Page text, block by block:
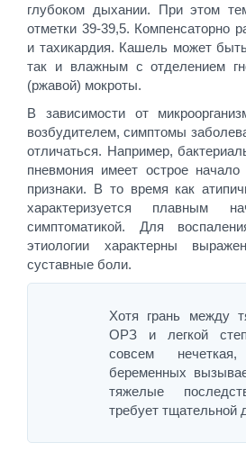
глубоком дыхании. При этом
отметки 39-39,5. Компенсаторно
и тахикардия. Кашель может
так и влажным с отделением
(ржавой) мокроты.
В зависимости от
возбудителем, симптомы
отличаться. Например,
пневмония имеет острое
признаки. В то время как
характеризуется плавным
симптоматикой. Для
этиологии характерны
суставные боли.
Хотя грань между
ОРЗ и легкой
совсем
беременных
тяжелые
требует тщательной